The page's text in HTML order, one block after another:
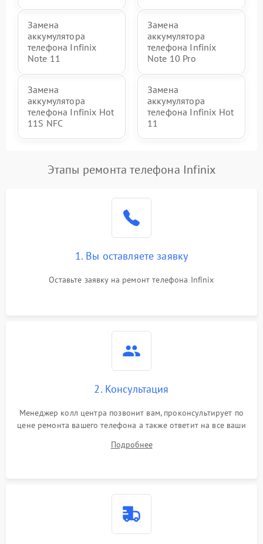
Замена
аккумулятора
телефона Infinix
Note 11
Замена
аккумулятора
телефона Infinix
Note 10 Pro
Замена
аккумулятора
телефона Infinix Hot
11S NFC
Замена
аккумулятора
телефона Infinix Hot
11
Этапы ремонта телефона Infinix
1. Вы оставляете заявку
Оставьте заявку на ремонт телефона Infinix
2. Консультация
Менеджер колл центра позвонит вам, проконсультирует по
цене ремонта вашего телефона а также ответит на все ваши
Подробнее